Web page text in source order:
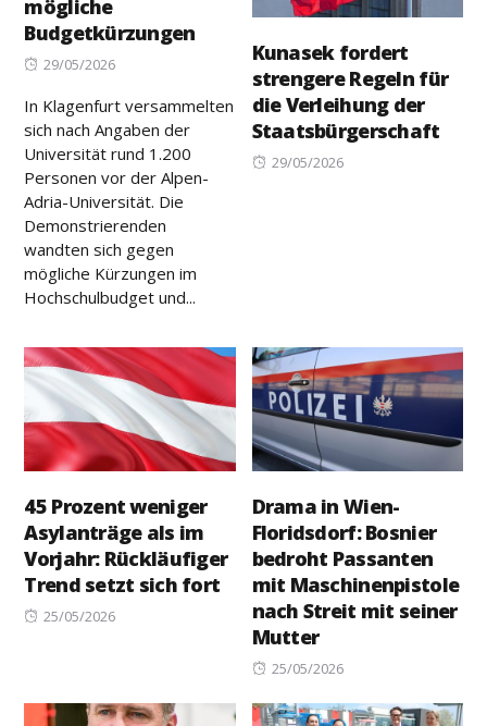
mögliche
Budgetkürzungen
Posted
29/05/2026
In Klagenfurt versammelten
sich nach Angaben der
Universität rund 1.200
Personen vor der Alpen-
Adria-Universität. Die
Demonstrierenden
wandten sich gegen
mögliche Kürzungen im
Hochschulbudget und...
Kunasek fordert
strengere Regeln für
die Verleihung der
Staatsbürgerschaft
Posted
29/05/2026
45 Prozent weniger
Asylanträge als im
Vorjahr: Rückläufiger
Trend setzt sich fort
Posted
25/05/2026
Drama in Wien-
Floridsdorf: Bosnier
bedroht Passanten
mit Maschinenpistole
nach Streit mit seiner
Mutter
Posted
25/05/2026